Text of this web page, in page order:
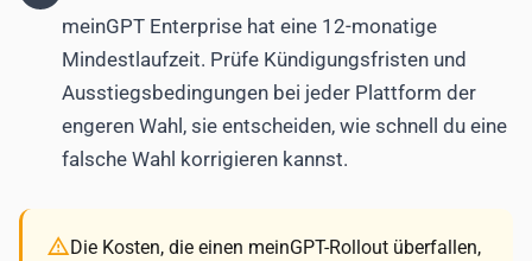
meinGPT Enterprise hat eine 12-monatige
Mindestlaufzeit. Prüfe Kündigungsfristen und
Ausstiegsbedingungen bei jeder Plattform der
engeren Wahl, sie entscheiden, wie schnell du eine
falsche Wahl korrigieren kannst.
Die Kosten, die einen meinGPT-Rollout überfallen,